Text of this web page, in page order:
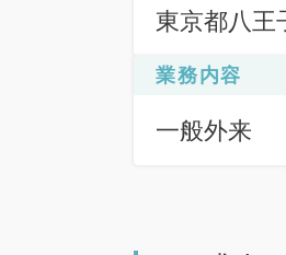
東京都八王
業務内容
一般外来